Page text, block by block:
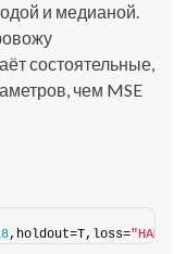
и медианой.
состоятельные,
чем MSE
,holdout=T,loss="HAM"